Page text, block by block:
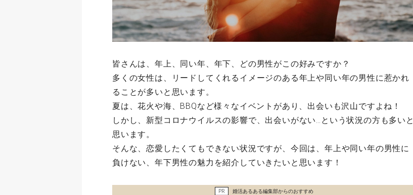
皆さんは、年上、同い年、年下、どの男性がこの好みですか？
多くの女性は、リードしてくれるイメージのある年上や同い年の男性に惹かれ
ることが多いと思います。
夏は、花火や海、BBQなど様々なイベントがあり、出会いも沢山ですよね！
しかし、新型コロナウイルスの影響で、出会いがない…という状況の方も多いと
思います。
そんな、恋愛したくてもできない状況ですが、今回は、年上や同い年の男性に
負けない、年下男性の魅力を紹介していきたいと思います！
PR 婚活あるある編集部からのおすすめ